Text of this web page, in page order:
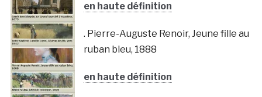
en haute définition
. Pierre-Auguste Renoir, Jeune fille au
ruban bleu, 1888
en haute définition